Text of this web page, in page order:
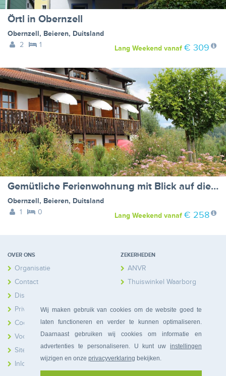
Wij maken gebruik van cookies om de website goed te
laten functioneren en verder te kunnen optimaliseren.
Daarnaast gebruiken wij cookies om informatie en
advertenties te personaliseren. U kunt uw instellingen
wijzigen en onze privacyverklaring bekijken.
Örtl in Obernzell
Obernzell, Beieren, Duitsland
2
1 Lang Weekendvanaf € 309
Gemütliche Ferienwohnung mit Blick auf die Donau
Obernzell, Beieren, Duitsland
1
0 Lang Weekendvanaf € 258
OVER ONS
Organisatie
Contact
Disclaimer
Privacy
Cookies
Voorwaarden
Sitemap
Inloggen Huiseigenaren
ZEKERHEDEN
ANVR
Thuiswinkel Waarborg